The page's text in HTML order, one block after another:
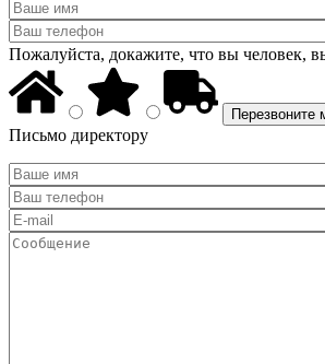
Пожалуйста, докажите, что вы человек,
Письмо директору